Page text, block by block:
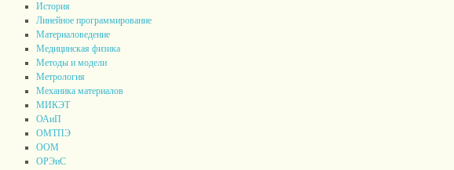
История
Линейное программирование
Материаловедение
Медицинская физика
Методы и модели
Метрология
Механика материалов
МИКЭТ
ОАиП
ОМТПЭ
ООМ
ОРЭиС